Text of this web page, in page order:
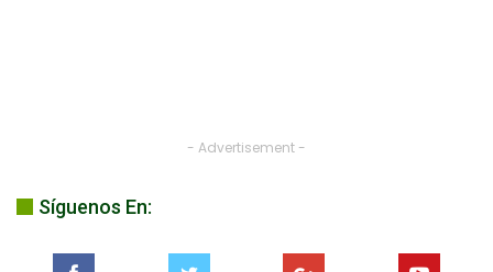
- Advertisement -
Síguenos En: